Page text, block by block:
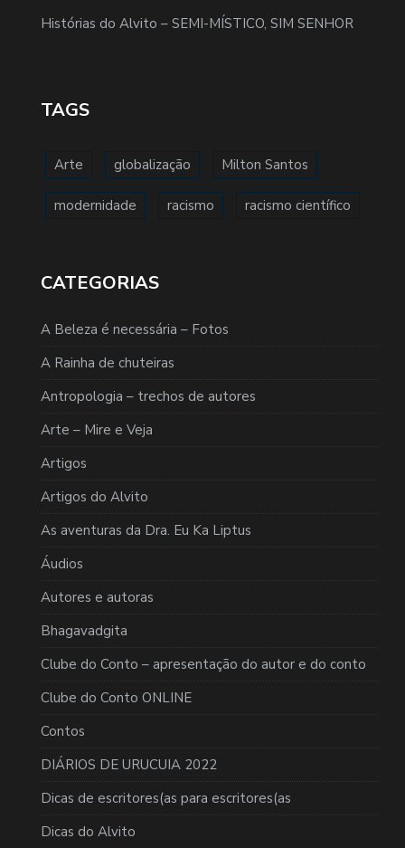
Histórias do Alvito – SEMI-MÍSTICO, SIM SENHOR
TAGS
Arte globalização Milton Santos
modernidade racismo racismo científico
CATEGORIAS
A Beleza é necessária – Fotos
A Rainha de chuteiras
Antropologia – trechos de autores
Arte – Mire e Veja
Artigos
Artigos do Alvito
As aventuras da Dra. Eu Ka Liptus
Áudios
Autores e autoras
Bhagavadgita
Clube do Conto – apresentação do autor e do conto
Clube do Conto ONLINE
Contos
DIÁRIOS DE URUCUIA 2022
Dicas de escritores(as para escritores(as
Dicas do Alvito